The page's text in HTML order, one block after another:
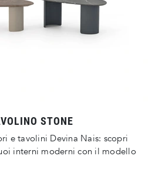
STONE
e tavolini Devina Nais: scopri
interni moderni con il modello